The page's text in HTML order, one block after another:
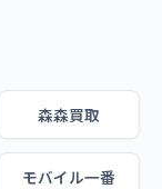
森森買取
モバイル一番